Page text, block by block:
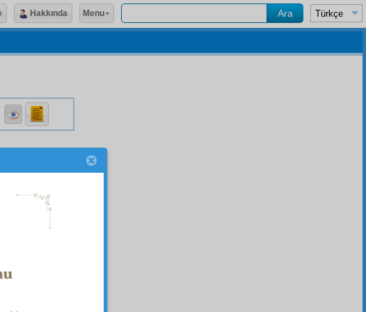
Hakkında Menu